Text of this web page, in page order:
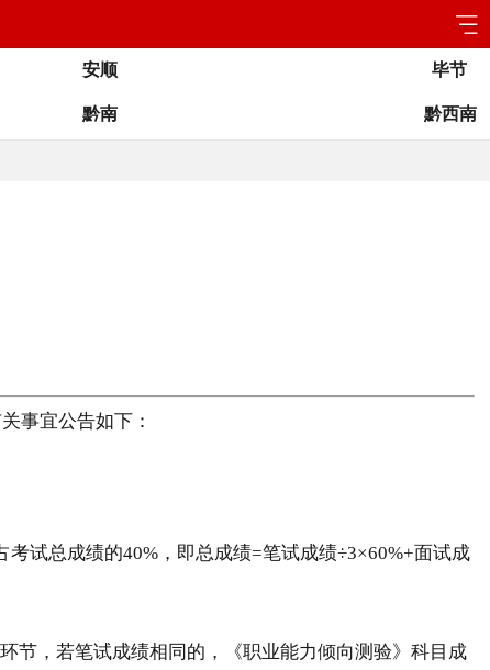
安顺 毕节
黔南 黔西南
事宜公告如下：
试总成绩的40%，即总成绩=笔试成绩÷3×60%+面试成
，若笔试成绩相同的，《职业能力倾向测验》科目成